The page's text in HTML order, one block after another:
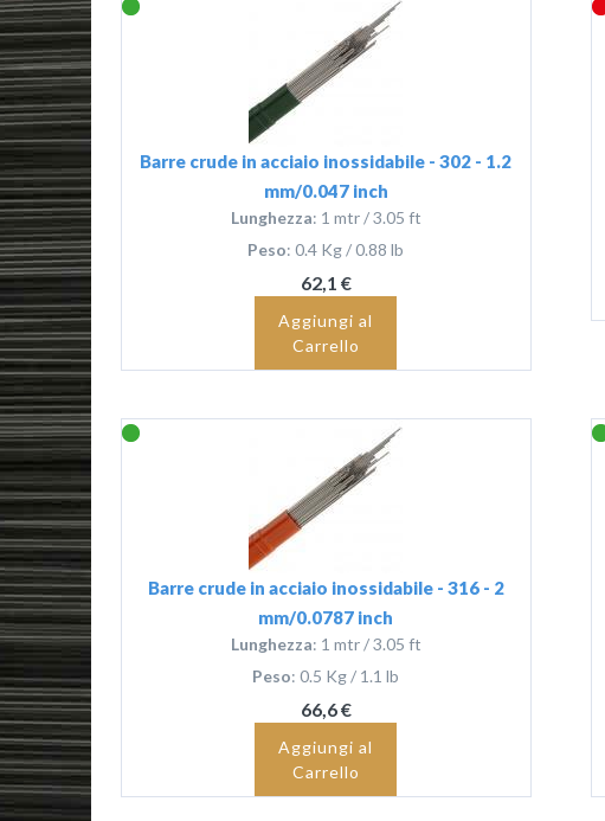
Barre crude in acciaio inossidabile - 302 - 1.2
mm/0.047 inch
Lunghezza: 1 mtr / 3.05 ft
Peso: 0.4 Kg / 0.88 lb
62,1 €
Aggiungi al
Carrello
Barre crude in acciaio inossidabile - 316 - 2
mm/0.0787 inch
Lunghezza: 1 mtr / 3.05 ft
Peso: 0.5 Kg / 1.1 lb
66,6 €
Aggiungi al
Carrello